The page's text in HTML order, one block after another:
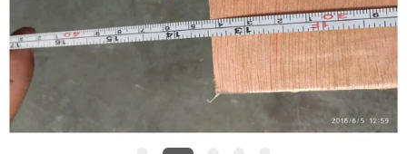
साइटमैप
गोपनीयता